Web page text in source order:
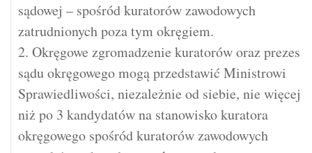
sądowej – spośród kuratorów zawodowych
zatrudnionych poza tym okręgiem.
2. Okręgowe zgromadzenie kuratorów oraz prezes
sądu okręgowego mogą przedstawić Ministrowi
Sprawiedliwości, niezależnie od siebie, nie więcej
niż po 3 kandydatów na stanowisko kuratora
okręgowego spośród kuratorów zawodowych